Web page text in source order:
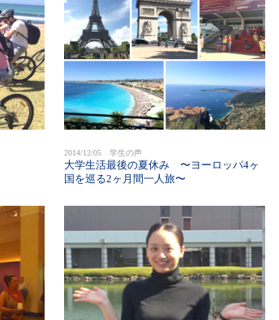
2014/12/05 学生の声
大学生活最後の夏休み 〜ヨーロッパ4ヶ
国を巡る2ヶ月間一人旅〜